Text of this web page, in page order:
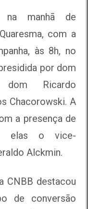
na manhã de
com a
às 8h, no
por dom
dom Ricardo
Chacorowski. A
a presença de
elas o vice-
Alckmin.
CNBB destacou
de conversão